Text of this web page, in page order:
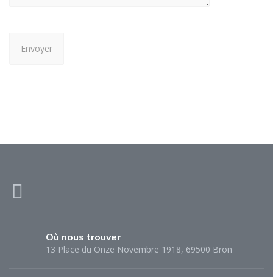
Où nous trouver
13 Place du Onze Novembre 1918, 69500 Bron